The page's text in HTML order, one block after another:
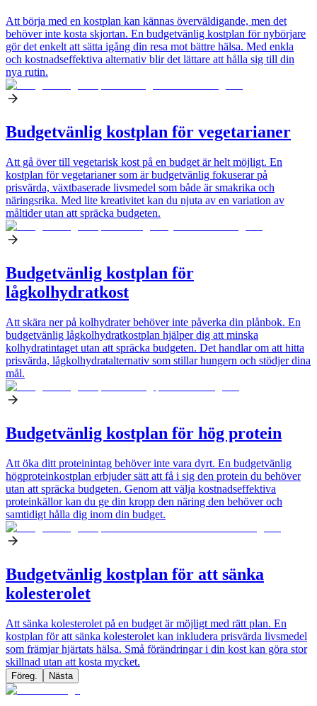
Att börja med en kostplan kan kännas överväldigande, men det
behöver inte kosta skjortan. En budgetvänlig kostplan för nybörjare
gör det enkelt att sätta igång din resa mot bättre hälsa. Med enkla
och kostnadseffektiva alternativ blir det lättare att hålla sig till din
nya rutin.
Budgetvänlig kostplan för vegetarianer
Att gå över till vegetarisk kost på en budget är helt möjligt. En
kostplan för vegetarianer som är budgetvänlig fokuserar på
prisvärda, växtbaserade livsmedel som både är smakrika och
näringsrika. Med lite kreativitet kan du njuta av en variation av
måltider utan att spräcka budgeten.
Budgetvänlig kostplan för
lågkolhydratkost
Att skära ner på kolhydrater behöver inte påverka din plånbok. En
budgetvänlig lågkolhydratkostplan hjälper dig att minska
kolhydratintaget utan att spräcka budgeten. Det handlar om att hitta
prisvärda, lågkolhydratalternativ som stillar hungern och stödjer dina
mål.
Budgetvänlig kostplan för hög protein
Att öka ditt proteinintag behöver inte vara dyrt. En budgetvänlig
högproteinkostplan erbjuder sätt att få i sig den protein du behöver
utan att spräcka budgeten. Genom att välja kostnadseffektiva
proteinkällor kan du ge din kropp den näring den behöver och
samtidigt hålla dig inom din budget.
Budgetvänlig kostplan för att sänka
kolesterolet
Att sänka kolesterolet på en budget är möjligt med rätt plan. En
kostplan för att sänka kolesterolet kan inkludera prisvärda livsmedel
som främjar hjärtats hälsa. Små förändringar i din kost kan göra stor
skillnad utan att kosta mycket.
Föreg. Nästa